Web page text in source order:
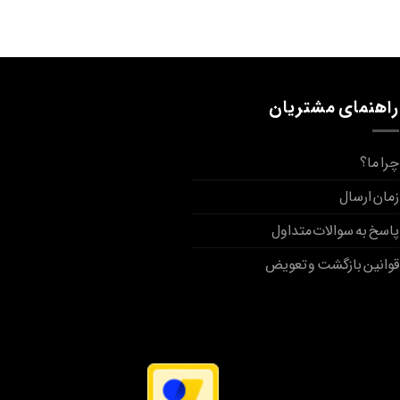
راهنمای مشتریان
چرا ما؟
زمان ارسال
پاسخ به سوالات متداول
قوانین بازگشت و تعویض